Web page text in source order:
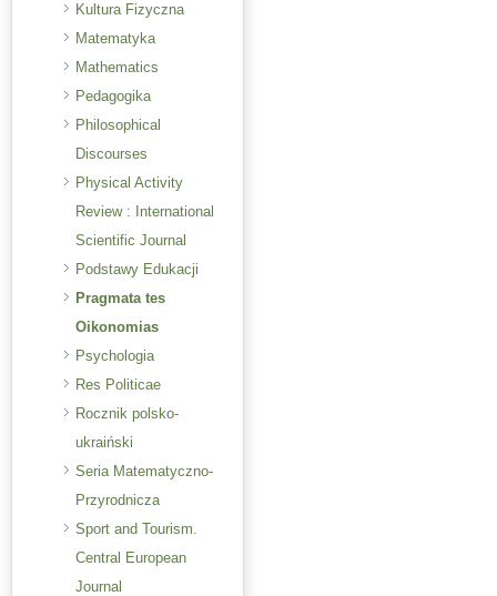
Kultura Fizyczna
Matematyka
Mathematics
Pedagogika
Philosophical
Discourses
Physical Activity
Review : International
Scientific Journal
Podstawy Edukacji
Pragmata tes
Oikonomias
Psychologia
Res Politicae
Rocznik polsko-
ukraiński
Seria Matematyczno-
Przyrodnicza
Sport and Tourism.
Central European
Journal